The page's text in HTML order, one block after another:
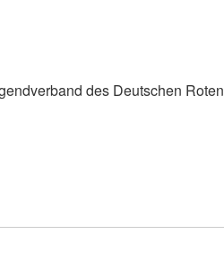
des Deutschen Roten